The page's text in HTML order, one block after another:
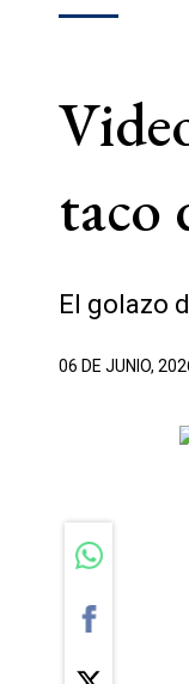
taco
El golazo
06 DE JUNIO,